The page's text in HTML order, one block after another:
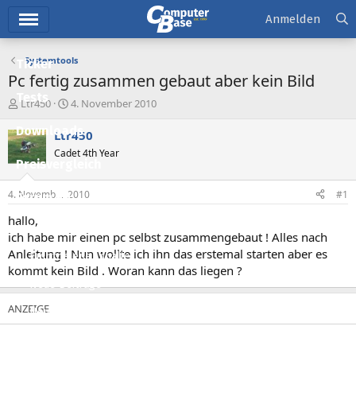
Ticker
Tests
Downloads
Preisvergleich
Forum
Aktuelles
Empfohlene Inhalte
Neue Beiträge
Neueste Aktivitäten
Anmelden
Systemtools
Pc fertig zusammen gebaut aber kein Bild
E
s
t
e
l
e
r
Ltr450
E
s
t
e
l
t
m
4. November 2010
Ltr450
Cadet 4th Year
4. November 2010 #1
hallo,
ich habe mir einen pc selbst zusammengebaut ! Alles nach
Anleitung ! Nun wollte ich ihn das erstemal starten aber es
kommt kein Bild . Woran kann das liegen ?